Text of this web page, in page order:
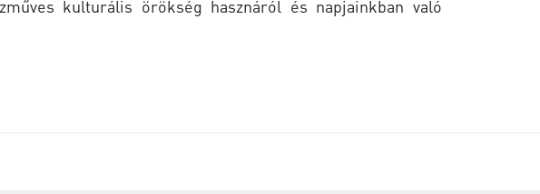
kulturális örökség hasznáról és napjainkban való